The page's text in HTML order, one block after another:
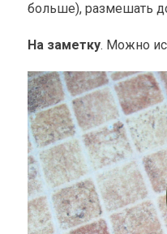
больше), размешать
На заметку. Можно